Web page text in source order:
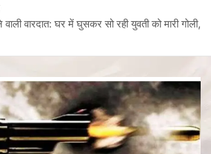
वारदात: घर में घुसकर सो रही युवती को मारी गोली,